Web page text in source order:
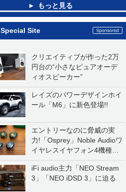
もっと見る
Special Site
クリエイティブが作った2万
円台の“小さなピュアオーデ
ィオスピーカー”
レイズのパワーデザインホイ
ール「M6」に新色登場!!
エントリーなのに脅威の実
力!「Osprey」Noble Audioワ
イヤレスイヤフォン4機種を
一気に聴く
iFi audio主力「NEO Stream
3」「NEO iDSD 3」に迫る